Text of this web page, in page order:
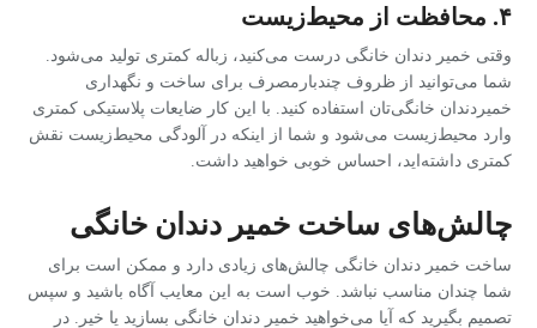
۴. محافظت از محیط‌زیست
وقتی خمیر دندان خانگی درست می‌کنید، زباله کمتری تولید می‌شود.
شما می‌توانید از ظروف چندبارمصرف برای ساخت و نگهداری
خمیردندان خانگی‌تان استفاده کنید. با این کار ضایعات پلاستیکی کمتری
وارد محیط‌زیست می‌شود و شما از اینکه در آلودگی محیط‌زیست نقش
کمتری داشته‌اید، احساس خوبی خواهید داشت.
چالش‌های ساخت خمیر دندان خانگی
ساخت خمیر دندان خانگی چالش‌های زیادی دارد و ممکن است برای
شما چندان مناسب نباشد. خوب است به این معایب آگاه باشید و سپس
تصمیم بگیرید که آیا می‌خواهید خمیر دندان خانگی بسازید یا خیر. در